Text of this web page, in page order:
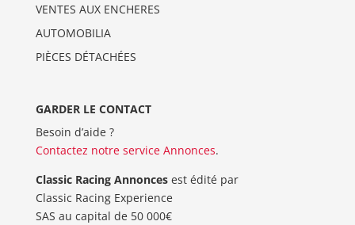
VENTES AUX ENCHERES
AUTOMOBILIA
PIÈCES DÉTACHÉES
GARDER LE CONTACT
Besoin d’aide ?
Contactez notre service Annonces.
Classic Racing Annoncesest édité par
Classic Racing Experience
SAS au capital de 50 000€